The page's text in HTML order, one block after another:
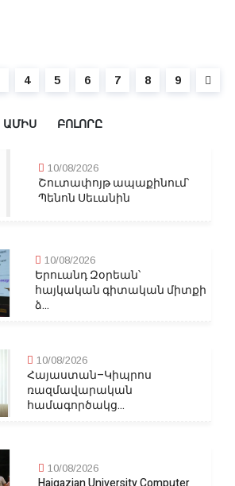
4 5 6 7 8 9
ԱՄԻՍ ԲՈԼՈՐԸ
10/08/2026
Շուտափոյթ ապաքինում՝
Պենոն Սեւանին
10/08/2026
Երուանդ Զօրեան՝
հայկական գիտական միտքի
ձ...
10/08/2026
Հայաստան–Կիպրոս
ռազմավարական
համագործակց...
10/08/2026